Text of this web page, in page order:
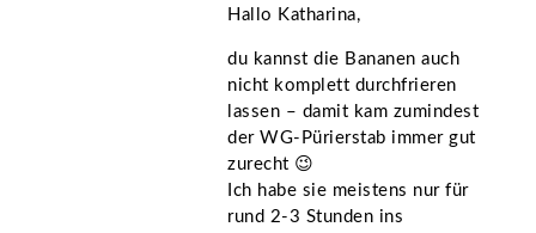
Hallo Katharina,
du kannst die Bananen auch
nicht komplett durchfrieren
lassen – damit kam zumindest
der WG-Pürierstab immer gut
zurecht 😉
Ich habe sie meistens nur für
rund 2-3 Stunden ins